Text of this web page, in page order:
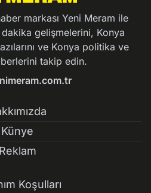
markası Yeni Meram ile
gelişmelerini, Konya
ve Konya politika ve
takip edin.
Künye
Reklam
Koşulları